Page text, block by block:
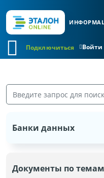
Войти
Подключиться
Банки данных
Документы по темам